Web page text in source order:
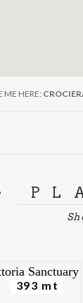
ME HERE:
393 mt